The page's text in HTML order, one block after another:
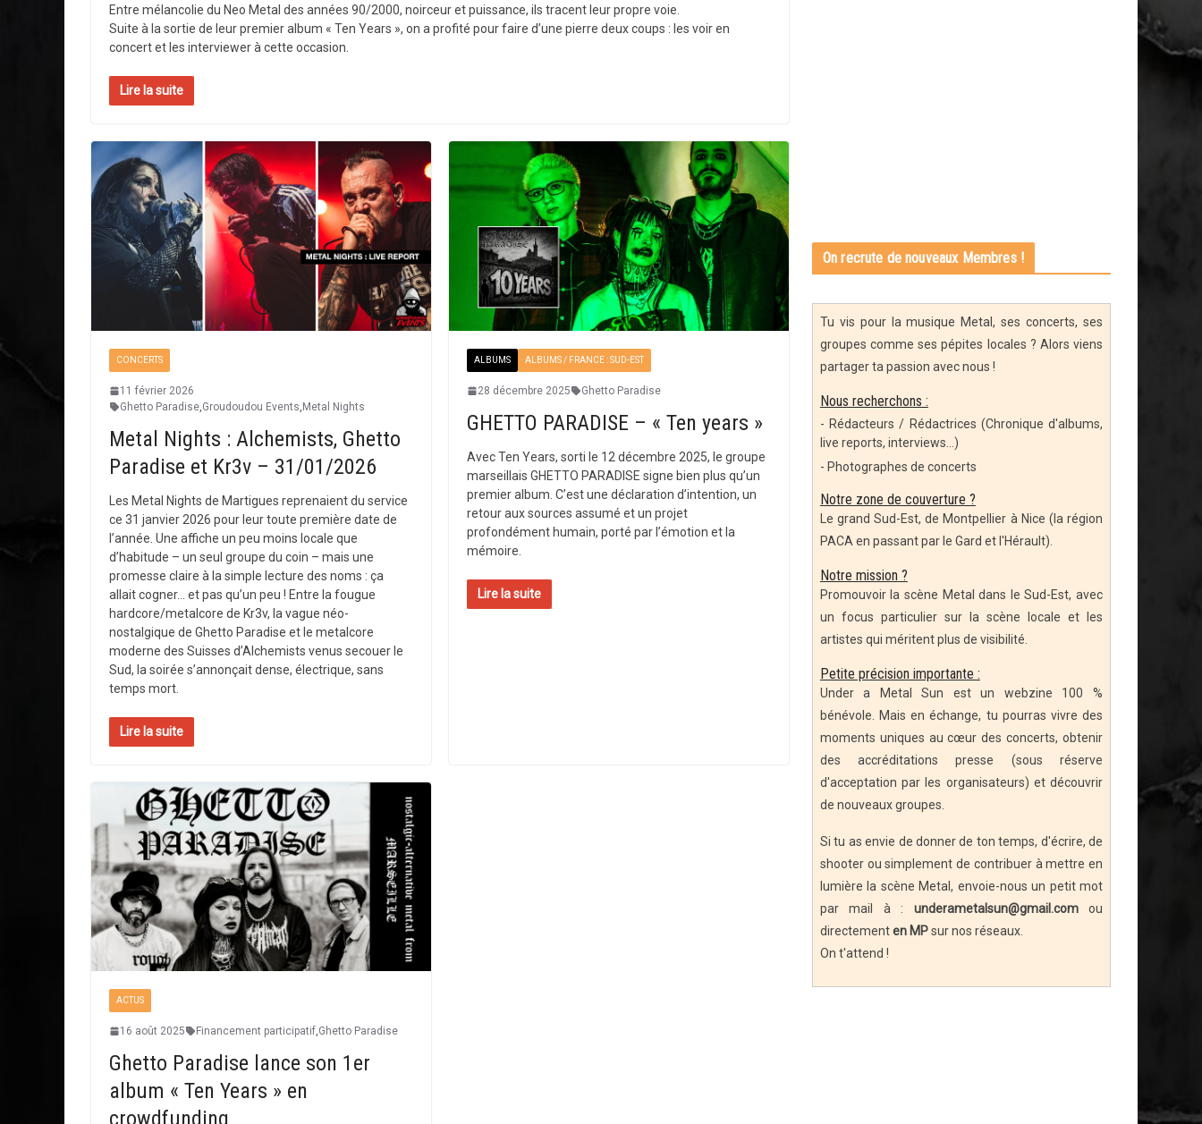
Entre mélancolie du Neo Metal des années 90/2000, noirceur et puissance, ils tracent leur propre voie.
Suite à la sortie de leur premier album « Ten Years », on a profité pour faire d’une pierre deux coups : les voir en
concert et les interviewer à cette occasion.
Lire la suite
CONCERTS
11 février 2026
Ghetto Paradise Groudoudou Events Metal Nights
Metal Nights : Alchemists, Ghetto
Paradise et Kr3v – 31/01/2026
Les Metal Nights de Martigues reprenaient du service
ce 31 janvier 2026 pour leur toute première date de
l’année. Une affiche un peu moins locale que
d’habitude – un seul groupe du coin – mais une
promesse claire à la simple lecture des noms : ça
allait cogner… et pas qu’un peu ! Entre la fougue
hardcore/metalcore de Kr3v, la vague néo-
nostalgique de Ghetto Paradise et le metalcore
moderne des Suisses d’Alchemists venus secouer le
Sud, la soirée s’annonçait dense, électrique, sans
temps mort.
Lire la suite
ALBUMS ALBUMS / FRANCE : SUD-EST
28 décembre 2025 Ghetto Paradise
GHETTO PARADISE – « Ten years »
Avec Ten Years, sorti le 12 décembre 2025, le groupe
marseillais GHETTO PARADISE signe bien plus qu’un
premier album. C’est une déclaration d’intention, un
retour aux sources assumé et un projet
profondément humain, porté par l’émotion et la
mémoire.
Lire la suite
ACTUS
16 août 2025 Financement participatif,Ghetto Paradise
Ghetto Paradise lance son 1er
album « Ten Years » en
crowdfunding
On recrute de nouveaux Membres !
Tu vis pour la musique Metal, ses concerts, ses
groupes comme ses pépites locales ? Alors viens
partager ta passion avec nous !
Nous recherchons :
- Rédacteurs / Rédactrices (Chronique d'albums,
live reports, interviews...)
- Photographes de concerts
Notre zone de couverture ?
Le grand Sud-Est, de Montpellier à Nice (la région
PACA en passant par le Gard et l'Hérault).
Notre mission ?
Promouvoir la scène Metal dans le Sud-Est, avec
un focus particulier sur la scène locale et les
artistes qui méritent plus de visibilité.
Petite précision importante :
Under a Metal Sun est un webzine 100 %
bénévole. Mais en échange, tu pourras vivre des
moments uniques au cœur des concerts, obtenir
des accréditations presse (sous réserve
d'acceptation par les organisateurs) et découvrir
de nouveaux groupes.
Si tu as envie de donner de ton temps, d'écrire, de
shooter ou simplement de contribuer à mettre en
lumière la scène Metal, envoie-nous un petit mot
par mail à : underametalsun@gmail.comou
directementen MPsur nos réseaux.
On t'attend !